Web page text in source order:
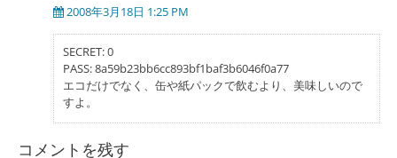
2008年3月18日 1:25 PM
SECRET: 0
PASS: 8a59b23bb6cc893bf1baf3b6046f0a77
エコだけでなく、缶や紙パックで飲むより、美味しいので
すよ。
コメントを残す